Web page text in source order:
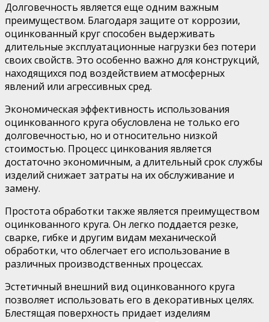
Долговечность является еще одним важным
преимуществом. Благодаря защите от коррозии,
оцинкованный круг способен выдерживать
длительные эксплуатационные нагрузки без потери
своих свойств. Это особенно важно для конструкций,
находящихся под воздействием атмосферных
явлений или агрессивных сред.
Экономическая эффективность использования
оцинкованного круга обусловлена не только его
долговечностью, но и относительно низкой
стоимостью. Процесс цинкования является
достаточно экономичным, а длительный срок службы
изделий снижает затраты на их обслуживание и
замену.
Простота обработки также является преимуществом
оцинкованного круга. Он легко поддается резке,
сварке, гибке и другим видам механической
обработки, что облегчает его использование в
различных производственных процессах.
Эстетичный внешний вид оцинкованного круга
позволяет использовать его в декоративных целях.
Блестящая поверхность придает изделиям